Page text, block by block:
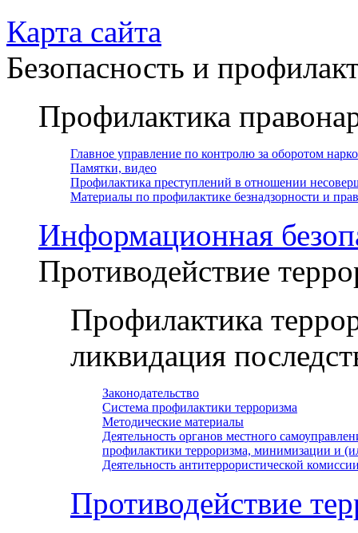
Карта сайта
Безопасность и
Профилактика
Главное управление по контролю за оборотом
Памятки, видео
Профилактика преступлений в отношении
Материалы по профилактике безнадзорности и
Информационная
Противодействие
Профилактика
ликвидация
Законодательство
Система профилактики терроризма
Методические материалы
Деятельность органов местного
профилактики терроризма, минимизации и
Деятельность антитеррористической
Противодействие